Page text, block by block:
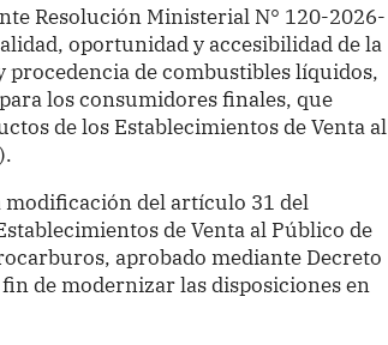
Resolución Ministerial N° 120-2026-
oportunidad y accesibilidad de la
de combustibles líquidos,
los consumidores finales, que
de los Establecimientos de Venta al
del artículo 31 del
de Venta al Público de
aprobado mediante Decreto
de modernizar las disposiciones en